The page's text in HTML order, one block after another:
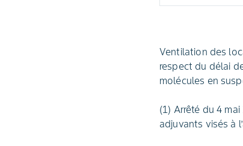
Ventilation des
respect du délai
molécules en
(1) Arrêté du 4
adjuvants visés à